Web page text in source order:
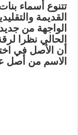
القديمة
الواجهة من
الحالي نظرا
أن الأصل في
الاسم من أصل